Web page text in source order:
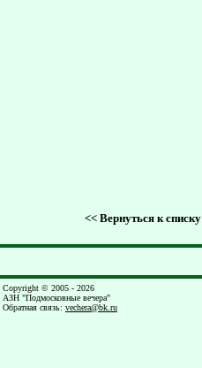
<<Вернуться к списку
Copyright © 2005 - 2026
АЗН "Подмосковные вечера"
Обратная связь: vechera@bk.ru